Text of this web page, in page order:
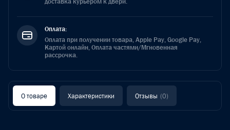
Оплата:
Оплата при получении товара, Apple Pay, Google Pay,
Картой онлайн, Оплата частями/Мгновенная
рассрочка.
О товаре Характеристики Отзывы (0)